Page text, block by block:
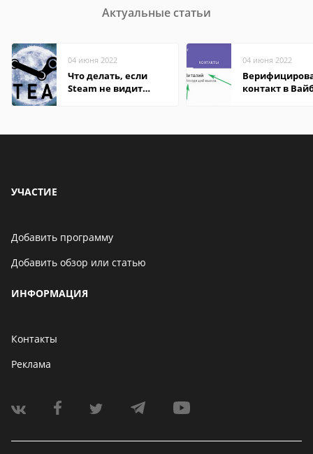
Актуальные статьи
04 июня 2022
Что делать, если
Steam не видит
04 июня 2022
контакт в
УЧАСТИЕ
Добавить программу
Добавить обзор или статью
ИНФОРМАЦИЯ
Контакты
Реклама